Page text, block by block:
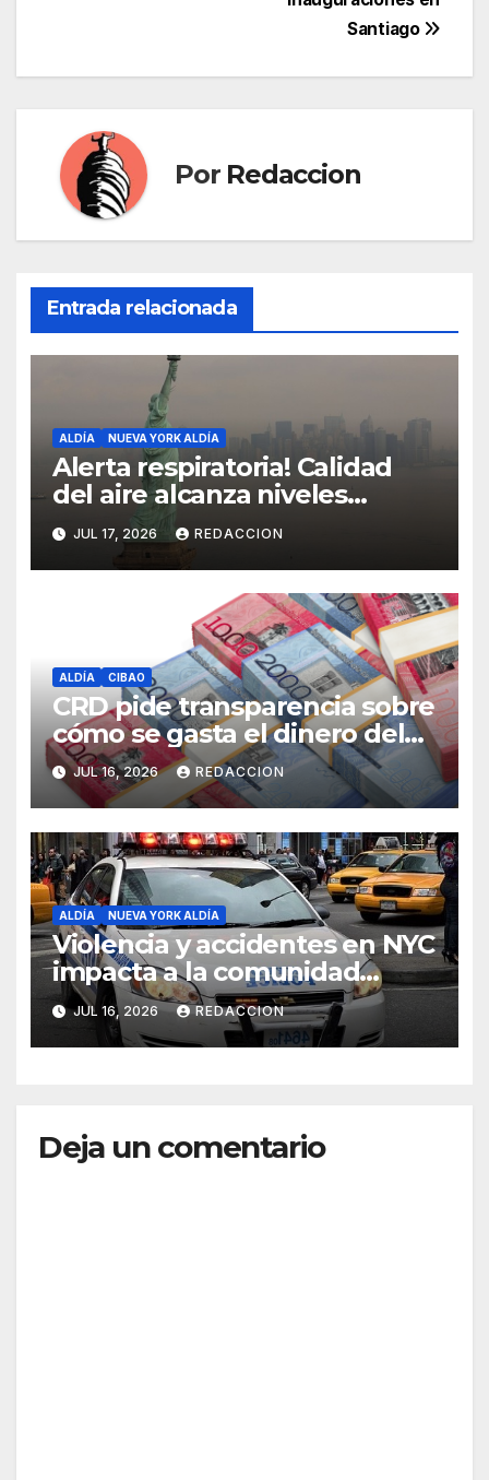
Santiago
Por Redaccion
Entrada relacionada
ALDÍA NUEVA YORK ALDÍA
Alerta respiratoria! Calidad
del aire alcanza niveles
peligrosos en NYC
JUL 17, 2026 REDACCION
ALDÍA CIBAO
CRD pide transparencia sobre
cómo se gasta el dinero del
Seguro Familiar de Salud
JUL 16, 2026 REDACCION
ALDÍA NUEVA YORK ALDÍA
Violencia y accidentes en NYC
impacta a la comunidad
dominicana
JUL 16, 2026 REDACCION
Deja un comentario